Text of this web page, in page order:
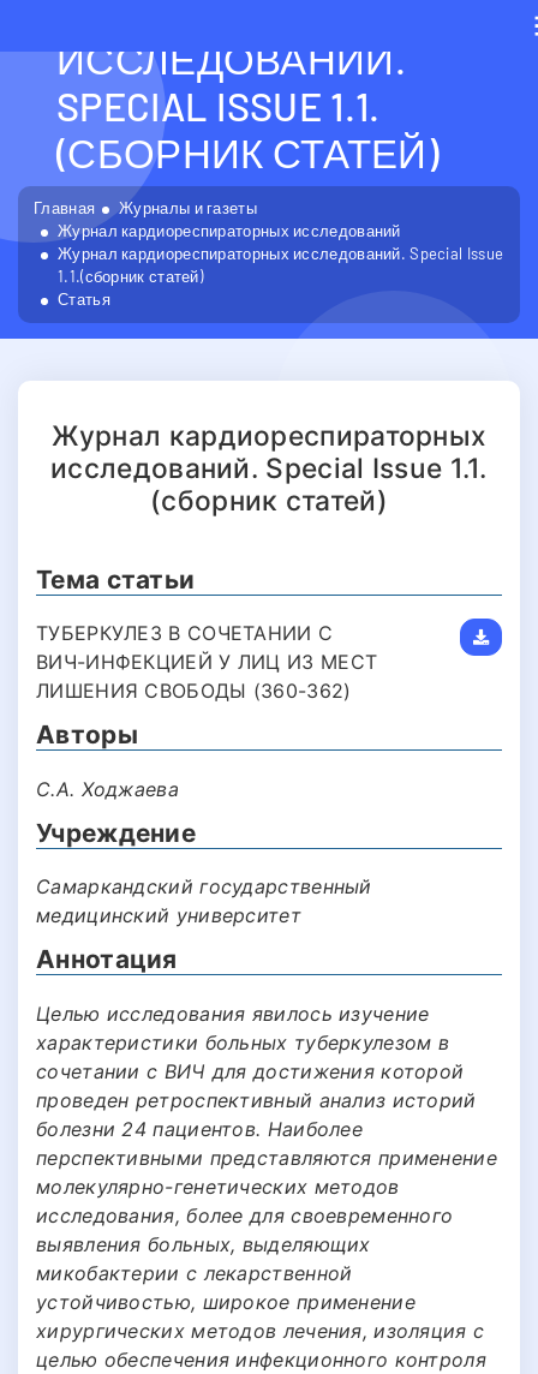
ИССЛЕДОВАНИЙ.
SPECIAL ISSUE 1.1.
(СБОРНИК СТАТЕЙ)
Главная
Журналы и газеты
Журнал кардиореспираторных исследований
Журнал кардиореспираторных исследований. Special Issue
1.1.(сборник статей)
Статья
Журнал кардиореспираторных
исследований. Special Issue 1.1.
(сборник статей)
Тема статьи
ТУБЕРКУЛЕЗ В СОЧЕТАНИИ С
ВИЧ-ИНФЕКЦИЕЙ У ЛИЦ ИЗ МЕСТ
ЛИШЕНИЯ СВОБОДЫ (360-362)
Авторы
С.А. Ходжаева
Учреждение
Самаркандский государственный
медицинский университет
Аннотация
Целью исследования явилось изучение
характеристики больных туберкулезом в
сочетании с ВИЧ для достижения которой
проведен ретроспективный анализ историй
болезни 24 пациентов. Наиболее
перспективными представляются применение
молекулярно-генетических методов
исследования, более для своевременного
выявления больных, выделяющих
микобактерии с лекарственной
устойчивостью, широкое применение
хирургических методов лечения, изоляция с
целью обеспечения инфекционного контроля